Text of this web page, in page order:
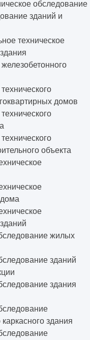
обследование
зданий и
техническое
домов
объекта
жилых
зданий
здания
здания